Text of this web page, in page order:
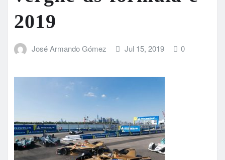
2019
José Armando Gómez Jul 15, 2019 0